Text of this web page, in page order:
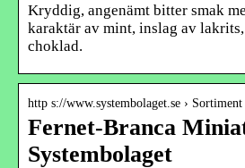
Kryddig, angenämt bitter smak
karaktär av mint, inslag av
choklad.
http s://www.systembolaget.se ›
Fernet-Branca
Systembolaget